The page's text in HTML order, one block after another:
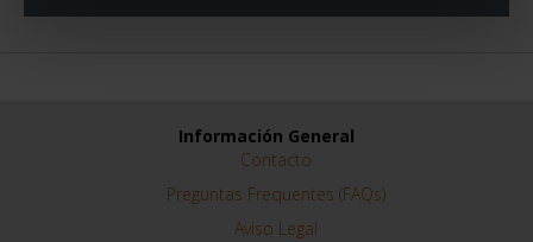
Información General
Contacto
Preguntas Frequentes (FAQs)
Aviso Legal